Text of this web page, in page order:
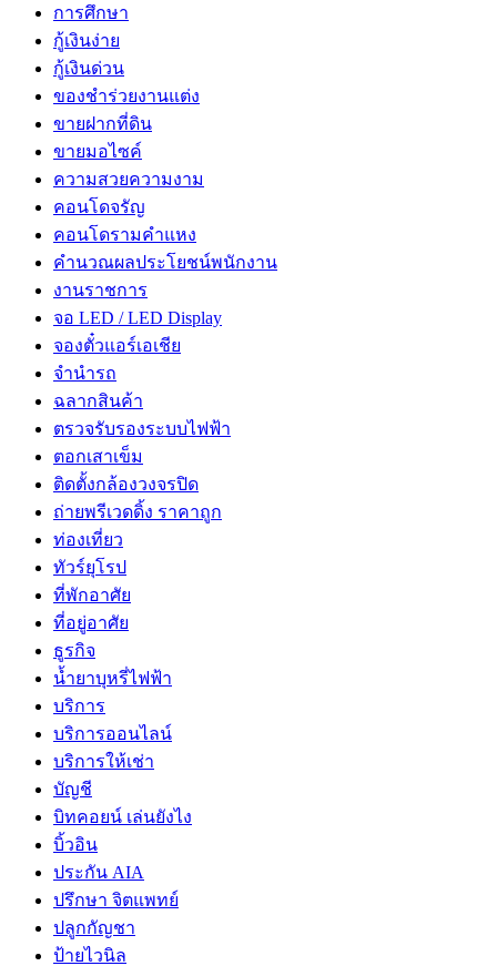
การศึกษา
กู้เงินง่าย
กู้เงินด่วน
ของชำร่วยงานแต่ง
ขายฝากที่ดิน
ขายมอไซค์
ความสวยความงาม
คอนโดจรัญ
คอนโดรามคำแหง
คำนวณผลประโยชน์พนักงาน
งานราชการ
จอ LED / LED Display
จองตั๋วแอร์เอเชีย
จํานํารถ
ฉลากสินค้า
ตรวจรับรองระบบไฟฟ้า
ตอกเสาเข็ม
ติดตั้งกล้องวงจรปิด
ถ่ายพรีเวดดิ้ง ราคาถูก
ท่องเที่ยว
ทัวร์ยุโรป
ที่พักอาศัย
ที่อยู่อาศัย
ธูรกิจ
น้ำยาบุหรี่ไฟฟ้า
บริการ
บริการออนไลน์
บริการให้เช่า
บัญชี
บิทคอยน์ เล่นยังไง
บิ้วอิน
ประกัน AIA
ปรึกษา จิตแพทย์
ปลูกกัญชา
ป้ายไวนิล